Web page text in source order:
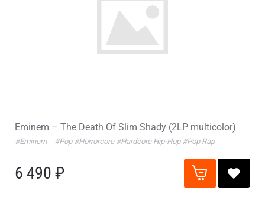
Eminem – The Death Of Slim Shady (2LP multicolor)
#Eminem #Pop #Horrorcore #Hardcore Hip-Hop #Pop Rap
6 490 ₽